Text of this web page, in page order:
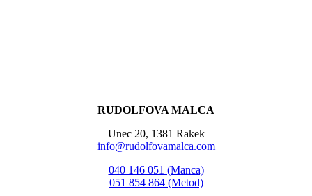
RUDOLFOVA MALCA
Unec 20, 1381 Rakek
info@rudolfovamalca.com
040 146 051 (Manca)
051 854 864 (Metod)